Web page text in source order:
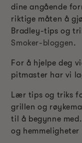
dine angående
riktige måten å
Bradley-tips og
Smoker-bloggen.
For å hjelpe deg
pitmaster har vi
Lær tips og triks
grillen og
til å begynne
og